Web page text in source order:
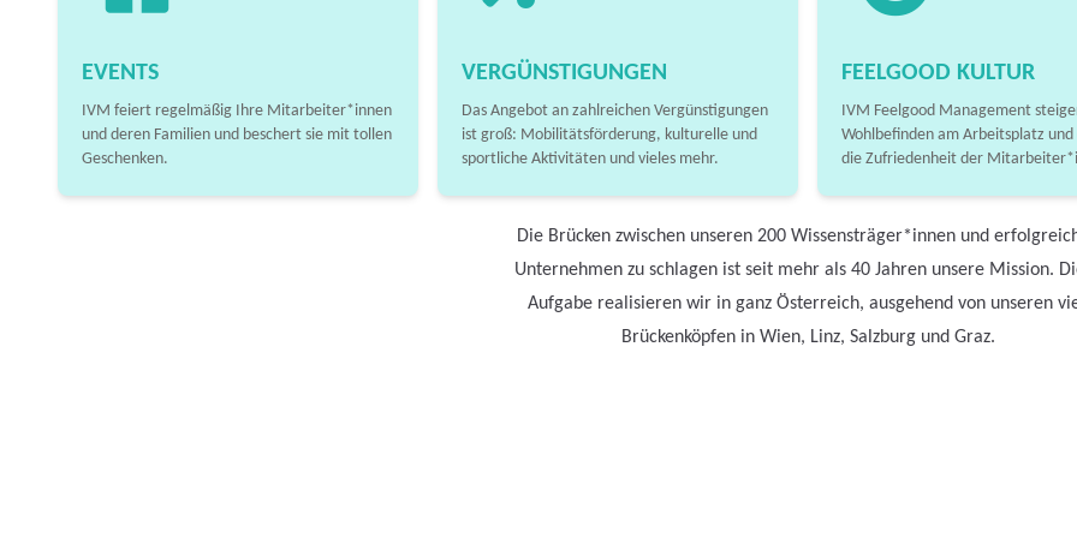
EVENTS
IVM feiert regelmäßig Ihre Mitarbeiter*innen
und deren Familien und beschert sie mit tollen
Geschenken.
VERGÜNSTIGUNGEN
Das Angebot an zahlreichen Vergünstigungen
ist groß: Mobilitätsförderung, kulturelle und
sportliche Aktivitäten und vieles mehr.
FEELGOOD KULTUR
IVM Feelgood Management
Wohlbefinden am Arbeitsplatz und
die Zufriedenheit der
Die Brücken zwischen unseren 200 Wissensträger*innen und
Unternehmen zu schlagen ist seit mehr als 40 Jahren unsere Mission.
Aufgabe realisieren wir in ganz Österreich, ausgehend von unseren
Brückenköpfen in Wien, Linz, Salzburg und Graz.